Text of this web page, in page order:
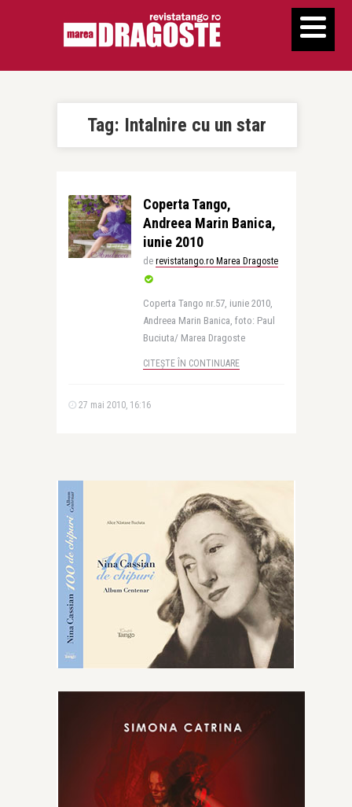
Tag: Intalnire cu un star
Coperta Tango,
Andreea Marin Banica,
iunie 2010
de revistatango.ro Marea Dragoste
Coperta Tango nr.57, iunie 2010,
Andreea Marin Banica, foto: Paul
Buciuta/ Marea Dragoste
CITEȘTE ÎN CONTINUARE
27 mai 2010, 16:16